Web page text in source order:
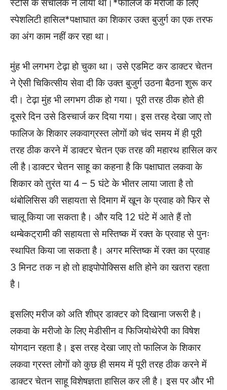
स्टोर्स के संचालक ने लाया था।*फालिज के मरीजों के लिए
स्पेशलिटी हासिल*पक्षाघात का शिकार उक्त बुजुर्ग का एक तरफ
का अंग काम नहीं कर रहा था।
मुंह भी लगभग टेढ़ा हो चुका था। उसे एडमिट कर डाक्टर चेतन
ने ऐसी चिकित्सीय सेवा दी कि उक्त बुजुर्ग उठना बैठना शुरू कर
दी। टेढ़ा मुंह भी लगभग ठीक हो गया। पूरी तरह ठीक होते ही
दूसरे दिन उसे डिस्चार्ज कर दिया गया। इस तरह देखा जाए तो
फालिज के शिकार लकवाग्रस्त लोगों को चंद समय में ही पूरी
तरह ठीक करने में डाक्टर चेतन एक तरह की महारथ हासिल कर
ली है।डाक्टर चेतन साहू का कहना है कि पक्षाघात लकवा के
शिकार को तुरंत या 4 – 5 घंटे के भीतर लाया जाता है तो
थंबोलिसिस की सहायता से दिमाग में खून के प्रवाह को फिर से
चालू किया जा सकता है। और यदि 12 घंटे में आते हैं तो
थम्बेकट्रामी की सहायता से मस्तिष्क में रक्त के प्रवाह से पुनः
स्थापित किया जा सकता है। अगर मस्तिष्क में रक्त का प्रवाह
3 मिनट तक न हो तो हाइपोपोक्सिस क्षति होने का खतरा रहता
है।
इसलिए मरीज को अति शीघ्र डाक्टर को दिखाना जरूरी है।
लकवा के मरीजो के लिए मेडीसीन व फिजियोथेरेपी का विषेश
योगदान रहता है। इस तरह देखा जाए तो फालिज के शिकार
लकवा ग्रस्त लोगों को कुछ ही समय‌ में पूरी तरह ठीक करने में
डाक्टर चेतन साहू विशेषज्ञता हासिल कर ली है। इस पर और भी